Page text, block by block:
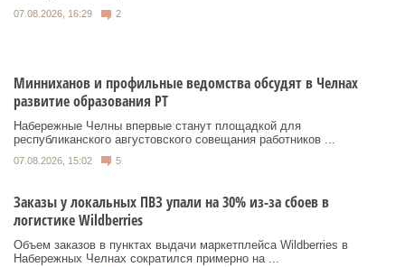
07.08.2026, 16:29 2
Минниханов и профильные ведомства обсудят в Челнах
развитие образования РТ
Набережные Челны впервые станут площадкой для
республиканского августовского совещания работников ...
07.08.2026, 15:02 5
Заказы у локальных ПВЗ упали на 30% из-за сбоев в
логистике Wildberries
Объем заказов в пунктах выдачи маркетплейса Wildberries в
Набережных Челнах сократился примерно на ...